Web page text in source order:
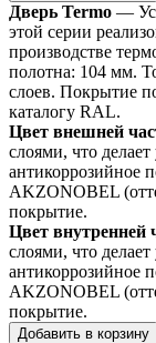
Дверь Termo —
этой серии
производстве
полотна: 104 мм.
слоев. Покрытие
каталогу RAL.
Цвет внешней
слоями, что
антикоррозийное
AKZONOBEL
покрытие.
Цвет внутренней
слоями, что
антикоррозийное
AKZONOBEL
покрытие.
Добавить в корзину